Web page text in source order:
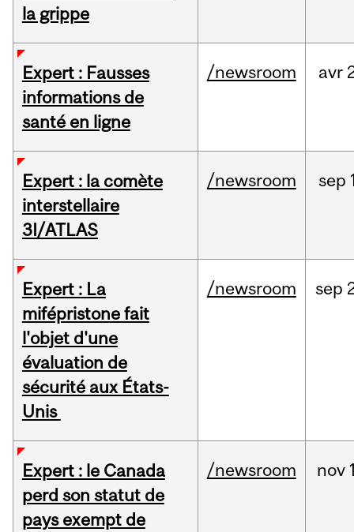
la grippe
Expert : Fausses
informations de
santé en ligne
/newsroom avr
Expert : la comète
interstellaire
3I/ATLAS
/newsroom sep
Expert : La
mifépristone fait
l'objet d'une
évaluation de
sécurité aux États-
Unis
/newsroom sep
Expert : le Canada
perd son statut de
pays exempt de
/newsroom nov